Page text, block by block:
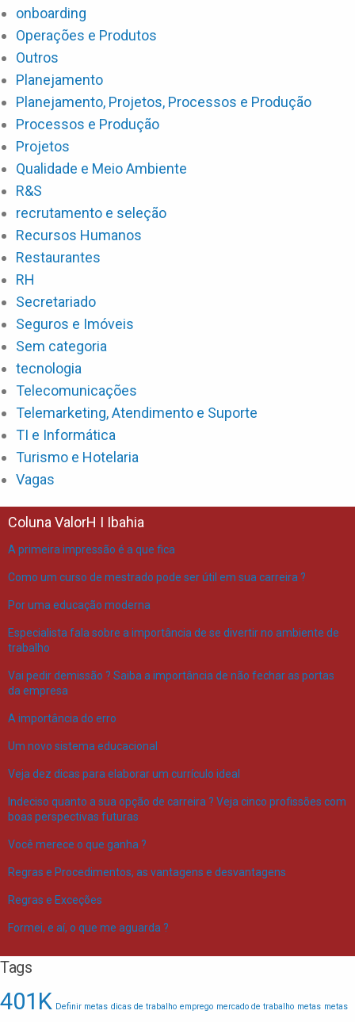
onboarding
Operações e Produtos
Outros
Planejamento
Planejamento, Projetos, Processos e Produção
Processos e Produção
Projetos
Qualidade e Meio Ambiente
R&S
recrutamento e seleção
Recursos Humanos
Restaurantes
RH
Secretariado
Seguros e Imóveis
Sem categoria
tecnologia
Telecomunicações
Telemarketing, Atendimento e Suporte
TI e Informática
Turismo e Hotelaria
Vagas
Coluna ValorH I Ibahia
A primeira impressão é a que fica
Como um curso de mestrado pode ser útil em sua carreira ?
Por uma educação moderna
Especialista fala sobre a importância de se divertir no ambiente de
trabalho
Vai pedir demissão ? Saiba a importância de não fechar as portas
da empresa
A importância do erro
Um novo sistema educacional
Veja dez dicas para elaborar um currículo ideal
Indeciso quanto a sua opção de carreira ? Veja cinco profissões com
boas perspectivas futuras
Você merece o que ganha ?
Regras e Procedimentos, as vantagens e desvantagens
Regras e Exceções
Formei, e aí, o que me aguarda ?
Tags
401K Definir metas dicas de trabalho emprego mercado de trabalho metas metas